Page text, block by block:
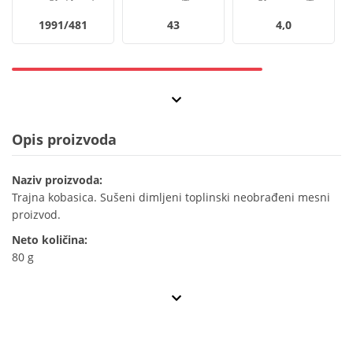
1991/481 43 4,0
Opis proizvoda
Naziv proizvoda:
Trajna kobasica. Sušeni dimljeni toplinski neobrađeni mesni
proizvod.
Neto količina:
80 g